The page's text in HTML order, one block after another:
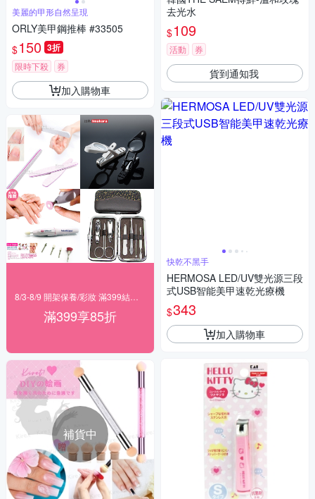
美麗的甲形自然呈現
ORLY美甲鋼推棒 #33505
$150 3折
限時下殺 券
加入購物車
滿399享85折
補貨中
去光水
$109
活動 券
貨到通知我
快乾不黑手
HERMOSA LED/UV雙光源三段
式USB智能美甲速乾光療機
$343
加入購物車